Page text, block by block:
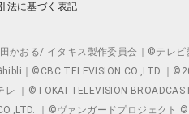
法に基づく表記
おる/ イタキス製作委員会｜©テレ
｜©CBC TELEVISION CO.,LTD.
©TOKAI TELEVISION
｜©ヴァンガードプロジェク